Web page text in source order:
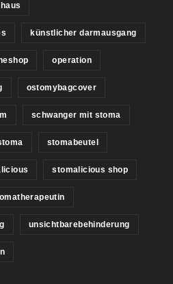
künstlicher darmausgang
operation
ostomybagcover
schwanger mit stoma
stomabeutel
stomalicious shop
unsichtbarebehinderung